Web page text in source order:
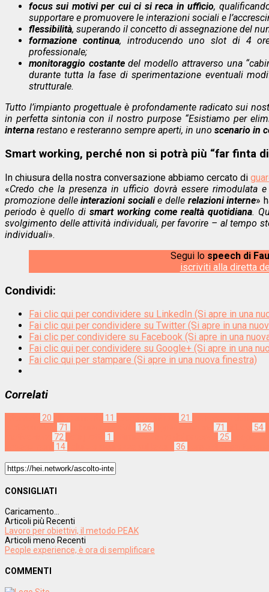
focus sui motivi per cui ci si reca in ufficio,
supportare e promuovere le interazioni sociali e
flessibilità, superando il concetto di assegnazione del
formazione continua, introducendo uno slot di 4
professionale;
monitoraggio costantedel modello attraverso una
durante tutta la fase di sperimentazione eventuali
strutturale.
Tutto l’impianto progettuale è profondamente radicato sui
in perfetta sintonia con il nostro purpose “Esistiamo per
interna restano e resteranno sempre aperti, in uno scenario in
Smart working, perché non si potrà più “far finta
In chiusura della nostra conversazione abbiamo cercato di
«Credo che la presenza in ufficio dovrà essere rimodulata
promozione delleinterazioni socialie delle relazioni interne»
periodo è quello dismart working come realtà quotidiana.
svolgimento delle attività individuali, per favorire – al tempo
individuali».
Segui lo speech di
iscriviti alla diretta
Condividi:
Fai clic qui per condividere su LinkedIn (Si apre in una
Fai clic qui per condividere su Twitter (Si apre in una
Fai clic per condividere su Facebook (Si apre in una
Fai clic qui per condividere su Google+ (Si apre in una
Fai clic qui per stampare (Si apre in una nuova finestra)
Correlati
20 11 21
71 126 71 54
72 1 25
14 36
CONSIGLIATI
Caricamento...
Articoli più Recenti
Lavoro per obiettivi, il metodo PEAK
Articoli meno Recenti
People experience, è ora di semplificare
COMMENTI